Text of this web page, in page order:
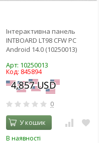
Інтерактивна панель
INTBOARD LT98 CFW PC
Android 14.0 (10250013)
Арт: 10250013
Код: 845894
0
У кошик
В наявності